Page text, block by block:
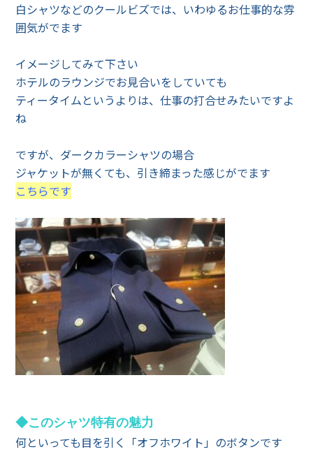
白シャツなどのクールビズでは、いわゆるお仕事的な雰
囲気がでます
イメージしてみて下さい
ホテルのラウンジでお見合いをしていても
ティータイムというよりは、仕事の打合せみたいですよ
ね
ですが、ダークカラーシャツの場合
ジャケットが無くても、引き締まった感じがでます
こちらです
◆このシャツ特有の魅力
何といっても目を引く「オフホワイト」のボタンです